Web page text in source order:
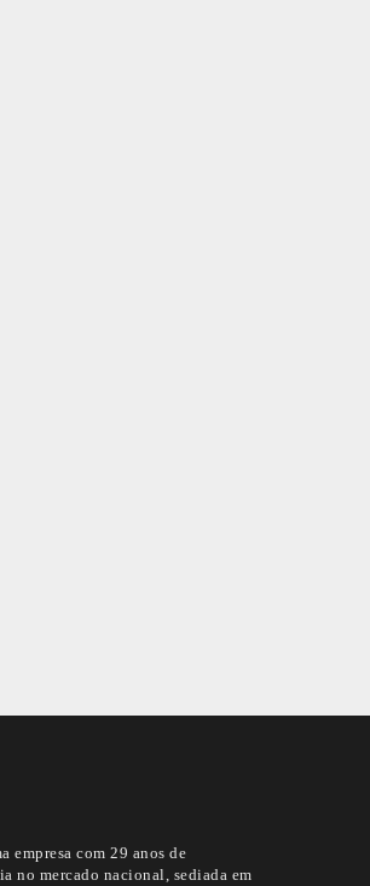
empresa com 29 anos de
no mercado nacional, sediada em